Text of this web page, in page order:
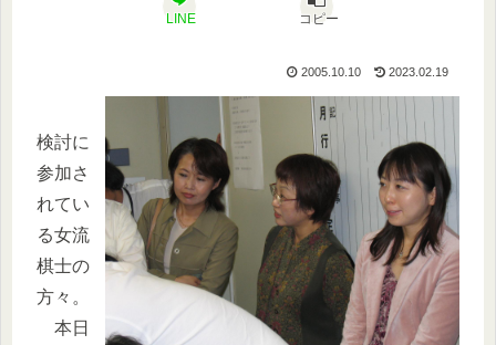
LINE コピー
2005.10.10 2023.02.19
検討に
参加さ
れてい
る女流
棋士の
方々。
本日